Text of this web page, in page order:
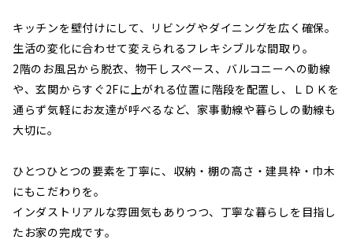
キッチンを壁付けにして、リビングやダイニングを広く確保。
生活の変化に合わせて変えられるフレキシブルな間取り。
2階のお風呂から脱衣、物干しスペース、バルコニーへの動線
や、玄関からすぐ2Fに上がれる位置に階段を配置し、
ＬＤＫを
通らず気軽にお友達が呼べるなど、家事動線や暮らしの動線も
大切に。
ひとつひとつの要素を丁寧に、収納・棚の高さ・建具枠・巾木
にもこだわりを。
インダストリアルな雰囲気もありつつ、丁寧な暮らしを目指し
たお家の完成です。